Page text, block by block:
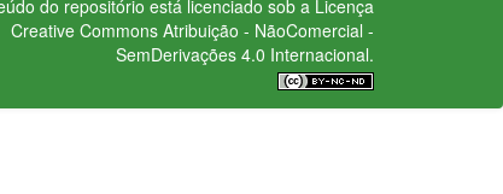
do repositório está licenciado sob a Licença
Creative CommonsAtribuição - NãoComercial -
SemDerivações 4.0 Internacional.